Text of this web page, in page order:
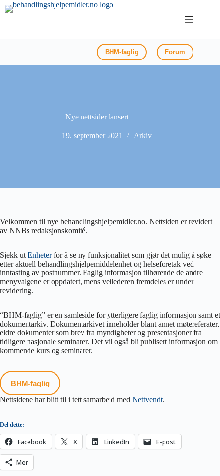
Hopp
til
BHM-faglig Forum
Nye nettsider lansert
19. september 2021 Arkiv
Velkommen til nye behandlingshjelpemidler.no. Nettsiden er revidert
av NNBs redaksjonskomité.
Sjekk ut Enheterfor å se ny funksjonalitet som gjør det mulig å søke
etter aktuell behandlings­hjelpe­middelenhet og helseforetak ved
inntasting av postnummer. Faglig informasjon tilhørende de andre
menyvalgene er oppdatert, mens veilederen fremdeles er under
revidering.
“BHM-faglig” er en samleside for ytterligere faglig informasjon samt et
dokumentarkiv. Dokumentarkivet inneholder blant annet møtereferater,
eldre dokumenter som brev fra myndigheter og presentasjoner fra
tidligere nasjonale seminarer. Det vil også bli publisert informasjon om
kommende kurs og seminarer.
BHM-faglig
Nettsidene har blitt til i tett samarbeid med Nettvendt.
Del dette:
Facebook X LinkedIn E-post
Mer